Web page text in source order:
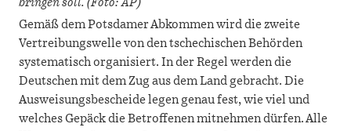
bringen soll. (Foto: AP)
Gemäß dem Potsdamer Abkommen wird die zweite
Vertreibungswelle von den tschechischen Behörden
systematisch organisiert. In der Regel werden die
Deutschen mit dem Zug aus dem Land gebracht. Die
Ausweisungsbescheide legen genau fest, wie viel und
welches Gepäck die Betroffenen mitnehmen dürfen. Alle